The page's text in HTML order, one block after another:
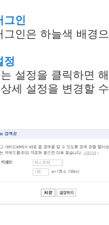
그인
인은 하늘색 배경
정
설정을 클릭하면
세 설정을 변경할